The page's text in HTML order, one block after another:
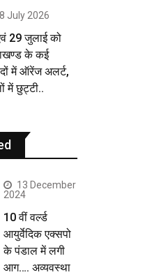
July 2026
29 जुलाई को
के कई
में ऑरेंज अलर्ट,
में छुट्टी..
13 December
2024
10 वीं वर्ल्ड
आयुर्वेदिक एक्सपो
के पंडाल में लगी
आग…. अव्यवस्था